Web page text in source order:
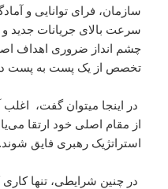
سازمان، فرای توانایی و
سرعت بالای جریانات جدید
چشم ‌انداز ضروری اهداف
تخصص از یک پست به پست
در اینجا میتوان گفت، اغلب
از مقام اصلی خود ارتقا
استراتژیک رهبری فایق شوند.
در چنین شرایطی، تنها